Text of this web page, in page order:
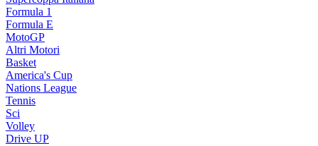
Formula 1
Formula E
MotoGP
Altri Motori
Basket
America's Cup
Nations League
Tennis
Sci
Volley
Drive UP